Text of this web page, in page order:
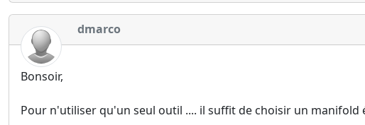
dmarco
Bonsoir,
Pour n'utiliser qu'un seul outil .... il suffit de choisir un